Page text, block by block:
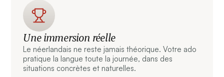
Une immersion réelle
Le néerlandais ne reste jamais théorique. Votre ado
pratique la langue toute la journée, dans des
situations concrètes et naturelles.